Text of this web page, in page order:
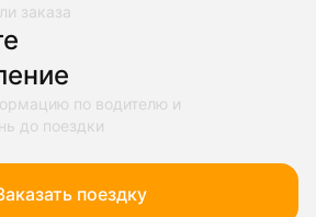
заказа
по водителю и
до поездки
поездку